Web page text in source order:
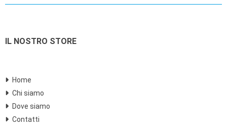
IL NOSTRO STORE
Home
Chi siamo
Dove siamo
Contatti